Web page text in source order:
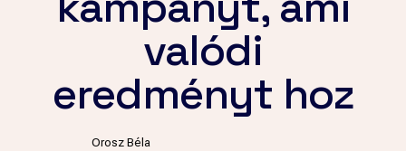
valódi
eredményt hoz
Orosz Béla